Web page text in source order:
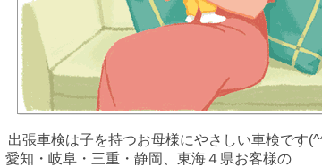
出張車検は子を持つお母様にやさしい車検です
愛知・岐阜・三重・静岡、東海４県お客様の